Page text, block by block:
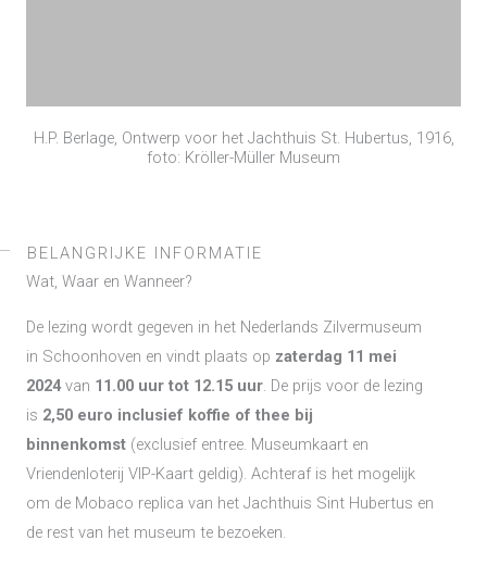
H.P. Berlage, Ontwerp voor het Jachthuis St. Hubertus, 1916,
foto: Kröller-Müller Museum
BELANGRIJKE INFORMATIE
Wat, Waar en Wanneer?
De lezing wordt gegeven in het Nederlands Zilvermuseum
in Schoonhoven en vindt plaats op zaterdag 11 mei
2024van 11.00 uur tot 12.15 uur . De prijs voor de lezing
is 2,50 euro inclusief koffie of thee bij
binnenkomst (exclusief entree. Museumkaart en
Vriendenloterij VIP-Kaart geldig). Achteraf is het mogelijk
om de Mobaco replica van het Jachthuis Sint Hubertus en
de rest van het museum te bezoeken.